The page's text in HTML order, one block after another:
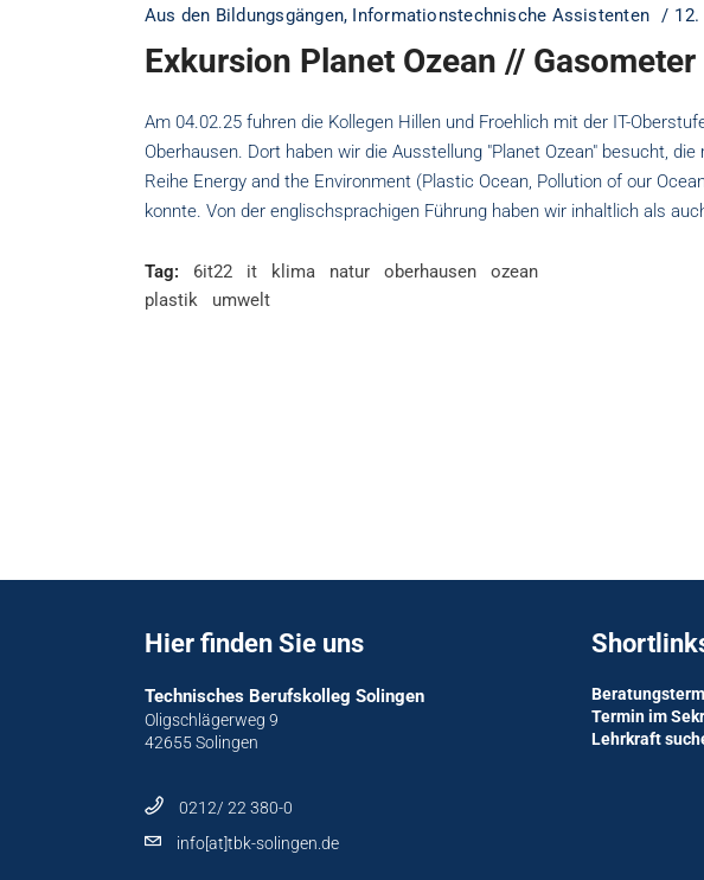
Aus den Bildungsgängen, Informationstechnische Assistenten 12.
Exkursion Planet Ozean //
Am 04.02.25 fuhren die Kollegen Hillen und Froehlich mit der IT-
Oberhausen. Dort haben wir die Ausstellung "Planet Ozean" besucht,
Reihe Energy and the Environment (Plastic Ocean, Pollution of our
konnte. Von der englischsprachigen Führung haben wir inhaltlich als
Tag: 6it22 it klima natur oberhausen
ozean
plastik
umwelt
Hier finden Sie uns
Technisches Berufskolleg Solingen
Oligschlägerweg 9
42655 Solingen
0212/ 22 380-0
info[at]tbk-solingen.de
Termin im
Lehrkraft